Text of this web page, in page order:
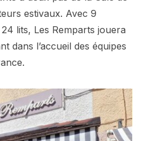
estivaux. Avec 9
lits, Les Remparts jouera
dans l’accueil des équipes